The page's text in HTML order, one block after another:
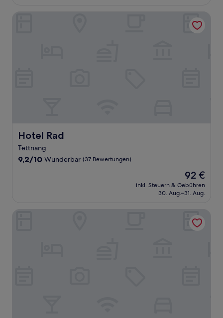
Hotel Rad
Hotel Rad
Tettnang
9.2
9,2/10 Wunderbar (37 Bewertungen)
Der
Preis
beträgt
92 €
inkl. Steuern & Gebühren
30. Aug.–31. Aug.